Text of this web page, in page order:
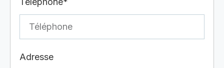
Adresse